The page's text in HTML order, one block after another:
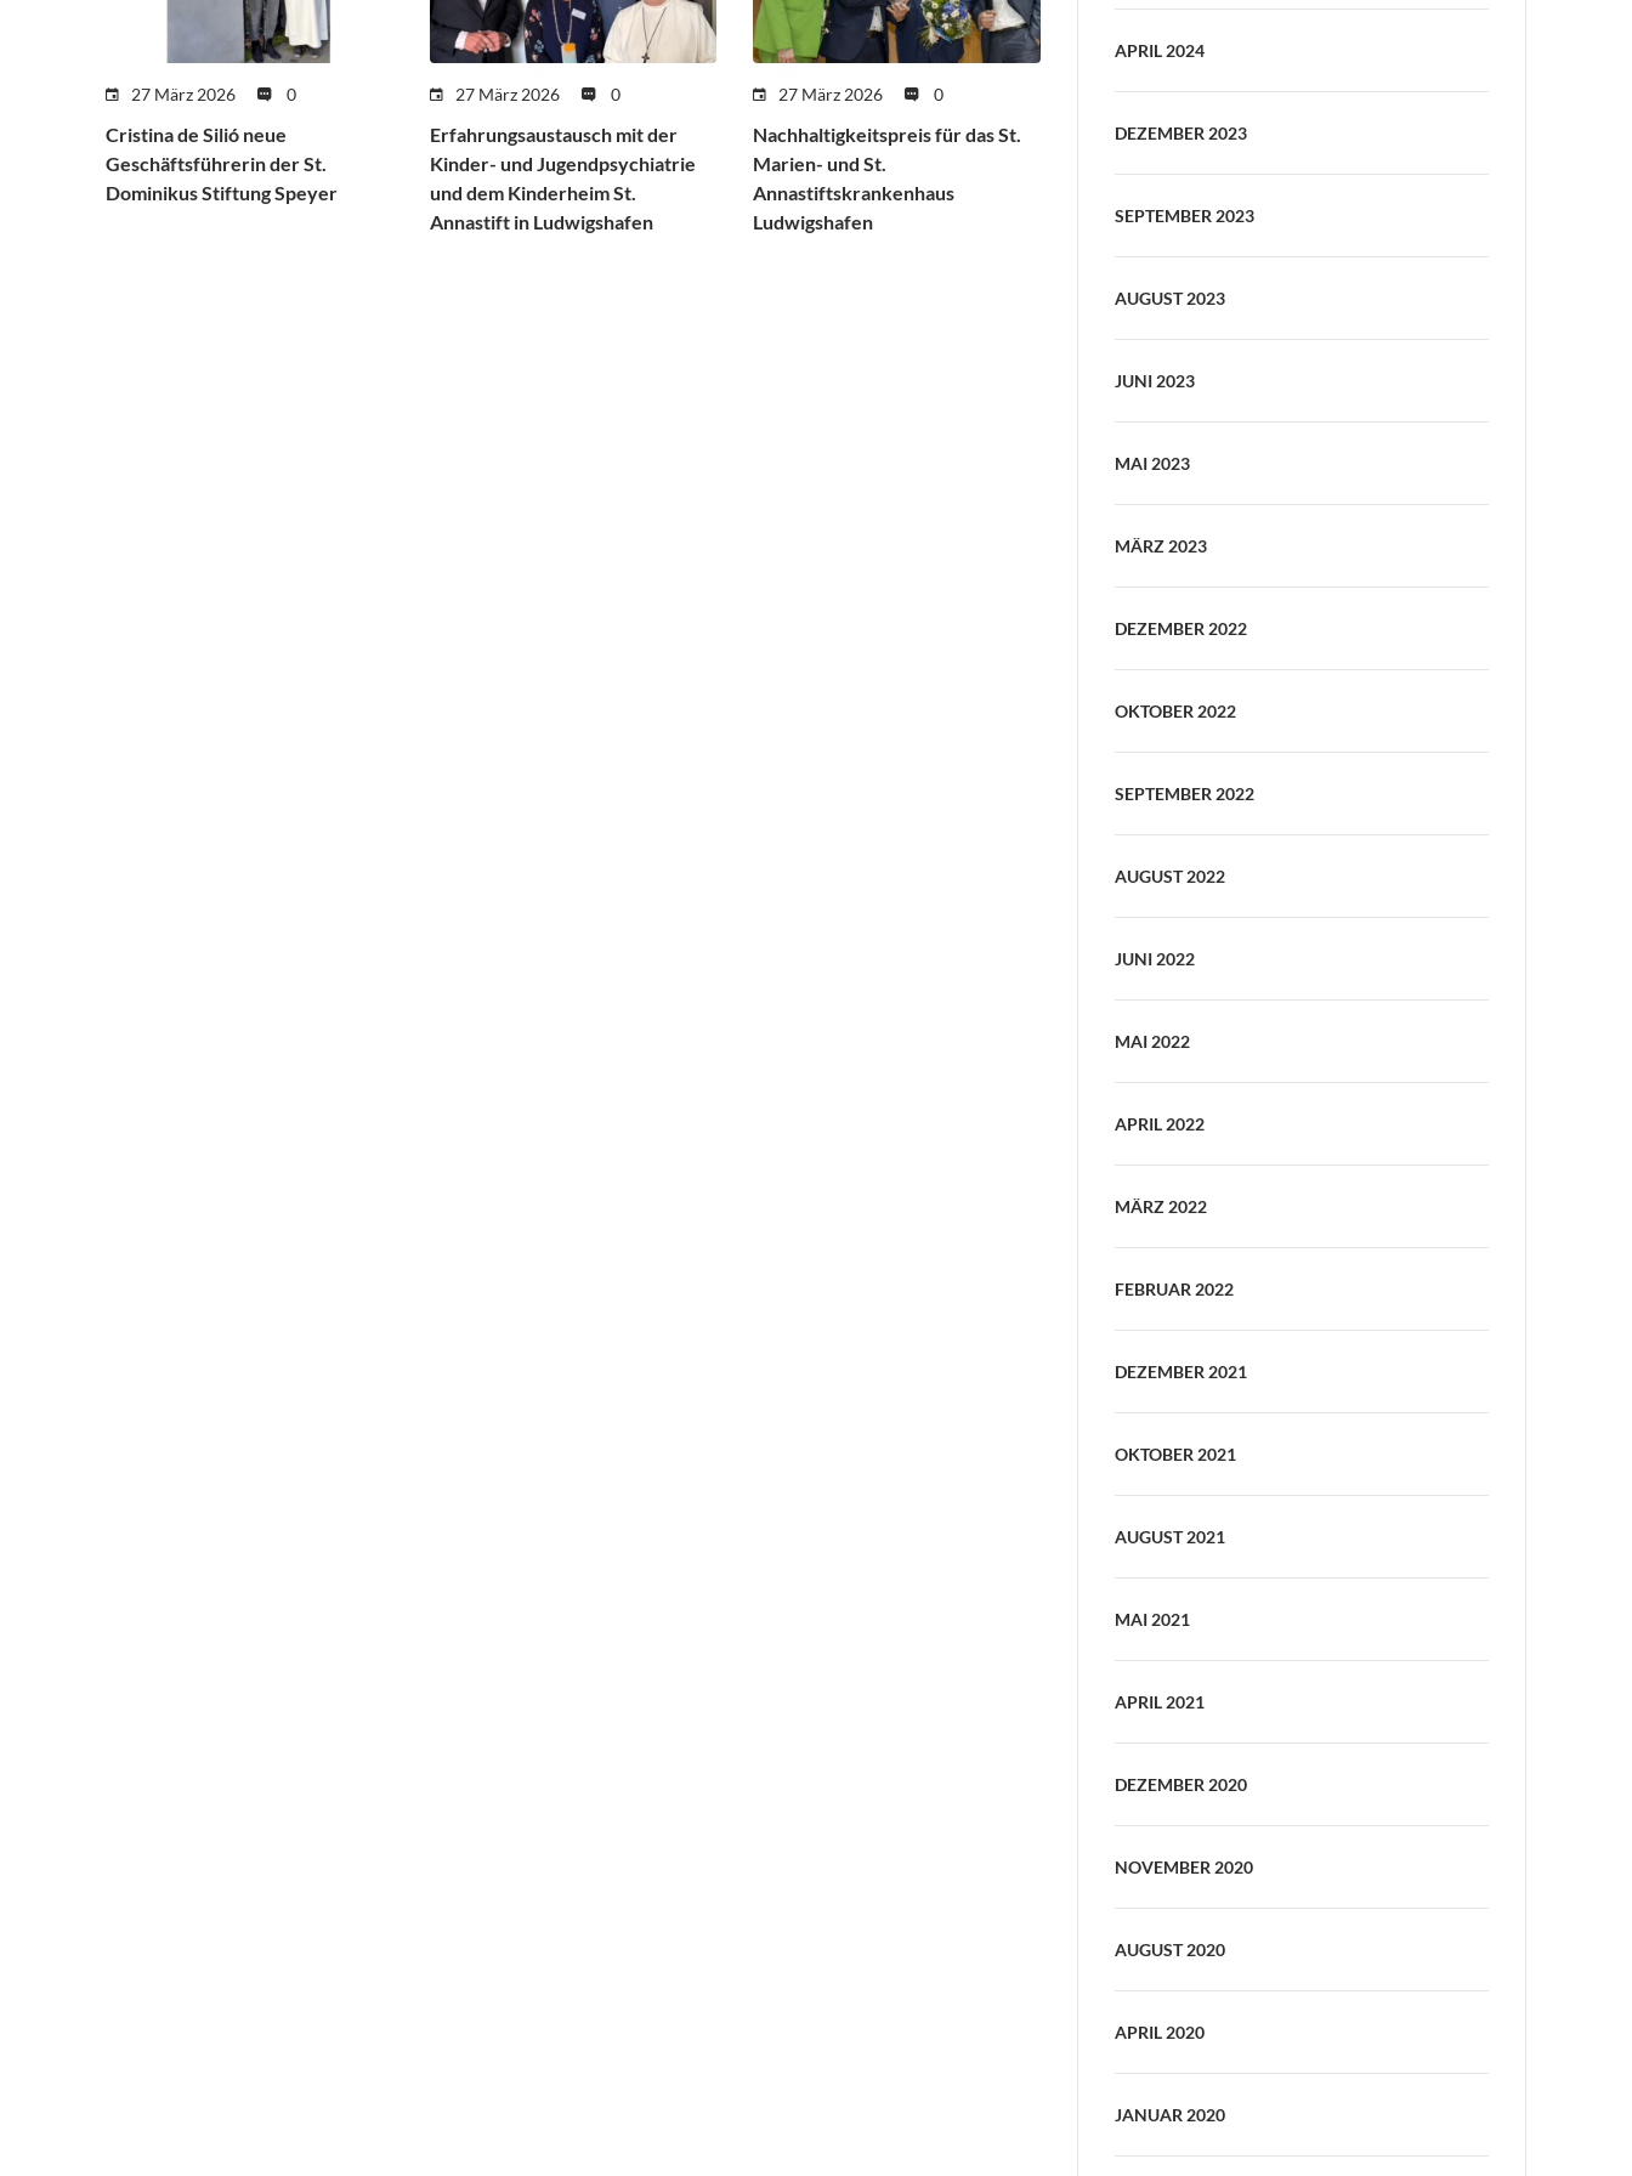
27 März 2026 0
Cristina de Silió neue
Geschäftsführerin der St.
Dominikus Stiftung Speyer
27 März 2026 0
Erfahrungsaustausch mit der
Kinder- und Jugendpsychiatrie
und dem Kinderheim St.
Annastift in Ludwigshafen
27 März 2026 0
Nachhaltigkeitspreis für das St.
Marien- und St.
Annastiftskrankenhaus
Ludwigshafen
APRIL 2024
DEZEMBER 2023
SEPTEMBER 2023
AUGUST 2023
JUNI 2023
MAI 2023
MÄRZ 2023
DEZEMBER 2022
OKTOBER 2022
SEPTEMBER 2022
AUGUST 2022
JUNI 2022
MAI 2022
APRIL 2022
MÄRZ 2022
FEBRUAR 2022
DEZEMBER 2021
OKTOBER 2021
AUGUST 2021
MAI 2021
APRIL 2021
DEZEMBER 2020
NOVEMBER 2020
AUGUST 2020
APRIL 2020
JANUAR 2020